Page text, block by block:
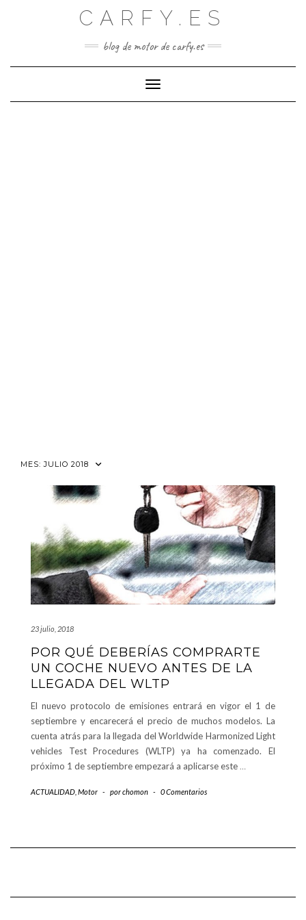
CARFY.ES
blog de motor de carfy.es
Cambiar modo de navegación
MES:JULIO 2018
23 julio, 2018
POR QUÉ DEBERÍAS COMPRARTE
UN COCHE NUEVO ANTES DE LA
LLEGADA DEL WLTP
El nuevo protocolo de emisiones entrará en vigor el 1 de
septiembre y encarecerá el precio de muchos modelos. La
cuenta atrás para la llegada del Worldwide Harmonized Light
vehicles Test Procedures (WLTP) ya ha comenzado. El
próximo 1 de septiembre empezará a aplicarse este …
ACTUALIDAD Motor - porchomon - 0 Comentarios